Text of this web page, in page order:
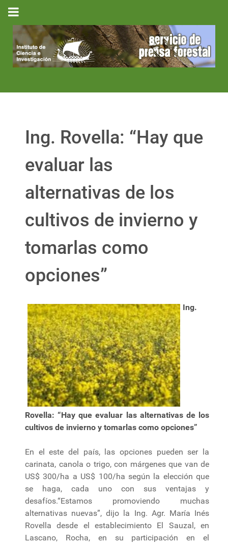
Ing. Rovella: “Hay que
evaluar las
alternativas de los
cultivos de invierno y
tomarlas como
opciones”
Ing.
Rovella: “Hay que evaluar las alternativas de los
cultivos de invierno y tomarlas como opciones”
En el este del país, las opciones pueden ser la
carinata, canola o trigo, con márgenes que van de
US$ 300/ha a US$ 100/ha según la elección que
se haga, cada uno con sus ventajas y
desafíos.“Estamos promoviendo muchas
alternativas nuevas”, dijo la Ing. Agr. María Inés
Rovella desde el establecimiento El Sauzal, en
Lascano, Rocha, en su participación en el